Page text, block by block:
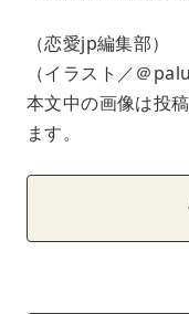
（恋愛jp編集部）
（イラスト／＠
本文中の画像は投
ます。